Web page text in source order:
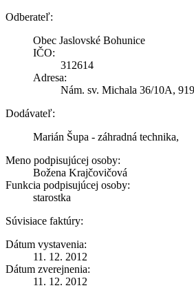
Odberateľ:
Obec Jaslovské Bohunice
IČO:
312614
Adresa:
Nám. sv. Michala 36/10A,
Dodávateľ:
Marián Šupa - záhradná technika,
Meno podpisujúcej osoby:
Božena Krajčovičová
Funkcia podpisujúcej osoby:
starostka
Súvisiace faktúry:
Dátum vystavenia:
11. 12. 2012
Dátum zverejnenia:
11. 12. 2012